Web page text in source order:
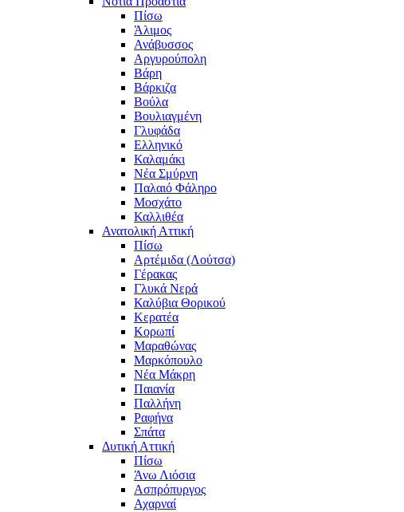
Πίσω
Άλιμος
Ανάβυσσος
Αργυρούπολη
Βάρη
Βάρκιζα
Βούλα
Βουλιαγμένη
Γλυφάδα
Ελληνικό
Καλαμάκι
Νέα Σμύρνη
Παλαιό Φάληρο
Μοσχάτο
Καλλιθέα
Ανατολική Αττική
Πίσω
Αρτέμιδα (Λούτσα)
Γέρακας
Γλυκά Νερά
Καλύβια Θορικού
Κερατέα
Κορωπί
Μαραθώνας
Μαρκόπουλο
Νέα Μάκρη
Παιανία
Παλλήνη
Ραφήνα
Σπάτα
Δυτική Αττική
Πίσω
Άνω Λιόσια
Ασπρόπυργος
Αχαρναί